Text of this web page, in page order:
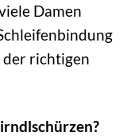
Damen
richtigen